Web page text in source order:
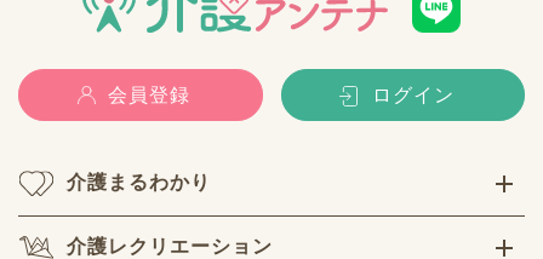
会員登録 ログイン
介護まるわかり
介護レクリエーション